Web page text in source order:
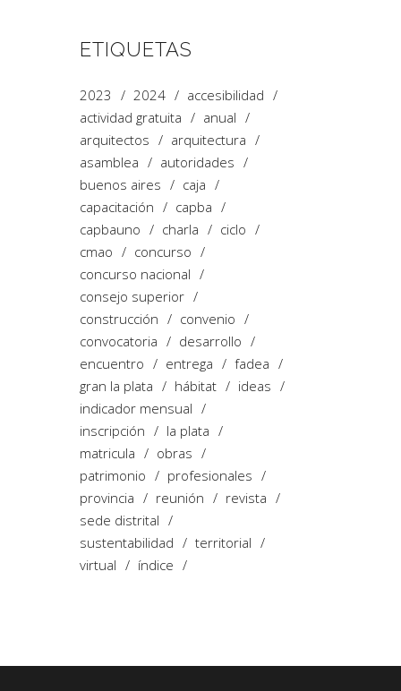
ETIQUETAS
2023 2024
accesibilidad
actividad gratuita
anual
arquitectos
arquitectura
asamblea
autoridades
buenos aires
caja
capacitación
capba
capbauno
charla
ciclo
cmao
concurso
concurso nacional
consejo superior
construcción
convenio
convocatoria
desarrollo
encuentro
entrega
fadea
gran la plata
hábitat
ideas
indicador mensual
inscripción
la plata
matricula
obras
patrimonio
profesionales
provincia
reunión
revista
sede distrital
sustentabilidad
territorial
virtual
índice